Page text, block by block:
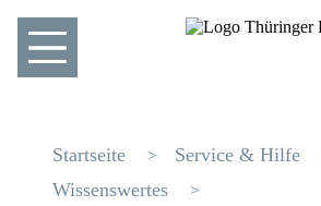
Startseite
Service & Hilfe
Wissenswertes